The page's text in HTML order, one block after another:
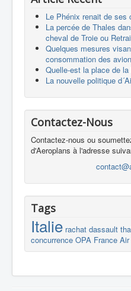
Le Phénix renait de ses
La percée de Thales
cheval de Troie ou
Quelques mesures
consommation des
Quelle-est la place de
La nouvelle politique
Contactez-Nous
Contactez-nous ou
d'Aeroplans à l'adresse
Tags
Italie rachat dassault
concurrence OPA France